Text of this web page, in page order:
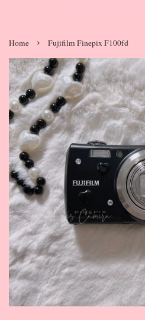
Home › Fujifilm Finepix F100fd